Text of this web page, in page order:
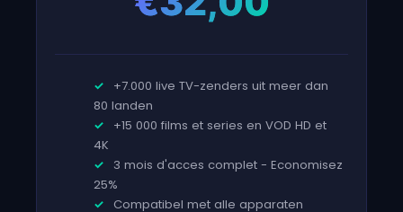
+7.000 live TV-zenders uit meer dan
80 landen
+15 000 films et series en VOD HD et
4K
3 mois d'acces complet - Economisez
25%
Compatibel met alle apparaten